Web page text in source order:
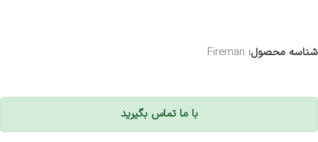
شناسه محصول: Fireman
با ما تماس بگیرید